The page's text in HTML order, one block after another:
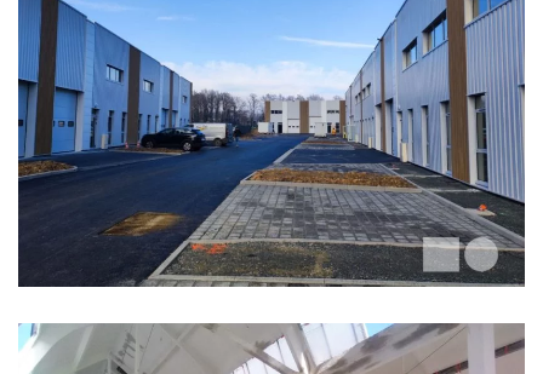
VILLAGE PASTEUR